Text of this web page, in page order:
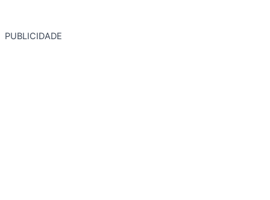
PUBLICIDADE